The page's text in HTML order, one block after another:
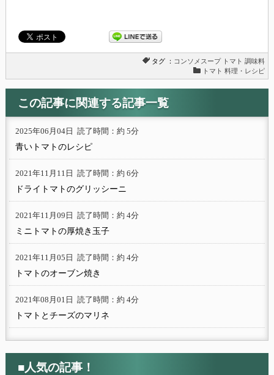
タグ ： コンソメスープ トマト 調味料
トマト 料理・レシピ
この記事に関連する記事一覧
2025年06月04日 読了時間：約 5分
青いトマトのレシピ
2021年11月11日 読了時間：約 6分
ドライトマトのグリッシーニ
2021年11月09日 読了時間：約 4分
ミニトマトの厚焼き玉子
2021年11月05日 読了時間：約 4分
トマトのオーブン焼き
2021年08月01日 読了時間：約 4分
トマトとチーズのマリネ
■人気の記事！